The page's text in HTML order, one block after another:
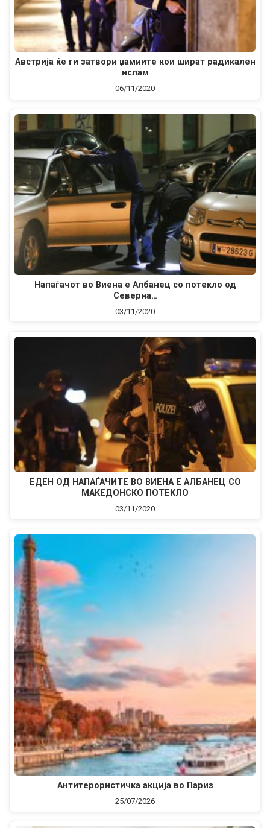
Австрија ќе ги затвори џамиите кои шират радикален
ислам
06/11/2020
Haпаѓачот во Виена е Албанец со потекло од
Северна…
03/11/2020
EДЕН ОД НАПАЃАЧИТЕ ВО ВИЕНА Е АЛБАНЕЦ СО
МАКЕДОНСКО ПОТЕКЛО
03/11/2020
Антитерористичка акција во Париз
25/07/2026